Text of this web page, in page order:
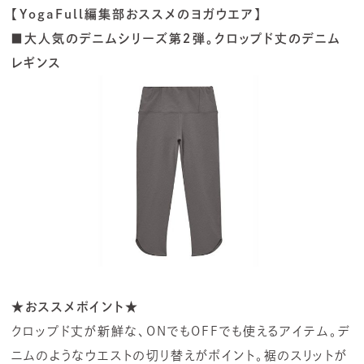
【YogaFull編集部おススメのヨガウエア】
■大人気のデニムシリーズ第２弾。クロップド丈のデニム
レギンス
★おススメポイント★
クロップド丈が新鮮な、ONでもOFFでも使えるアイテム。デ
ニムのようなウエストの切り替えがポイント。裾のスリットが